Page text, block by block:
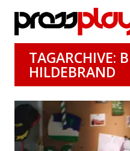
TAGARCHIVE:
HILDEBRAND